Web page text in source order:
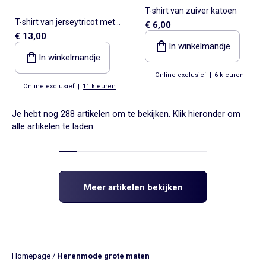
T-shirt van jerseytricot met
tunisische kraag en korte
mouwen
€ 13,00
In winkelmandje
Online exclusief | 11 kleuren
T-shirt van zuiver katoen
€ 6,00
In winkelmandje
Online exclusief | 6 kleuren
Je hebt nog 288 artikelen om te bekijken. Klik hieronder om
alle artikelen te laden.
Meer artikelen bekijken
Homepage / Herenmode grote maten